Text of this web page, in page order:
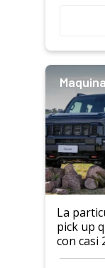
La
pick up
con casi
cuánto